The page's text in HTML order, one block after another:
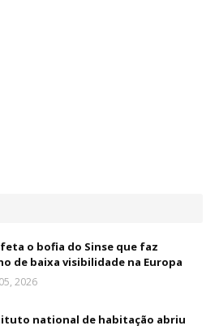
o bofia do Sinse que faz
de baixa visibilidade na Europa
2026
national de habitação abriu